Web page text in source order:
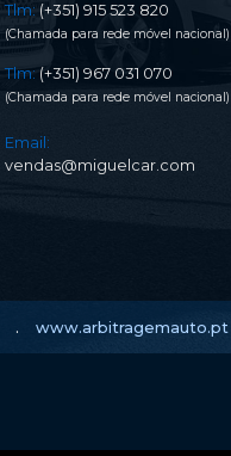
Tlm: (+351) 915 523 820
(Chamada para rede móvel nacional)
Tlm: (+351) 967 031 070
(Chamada para rede móvel nacional)
Email:
vendas@miguelcar.com
. www.arbitragemauto.pt